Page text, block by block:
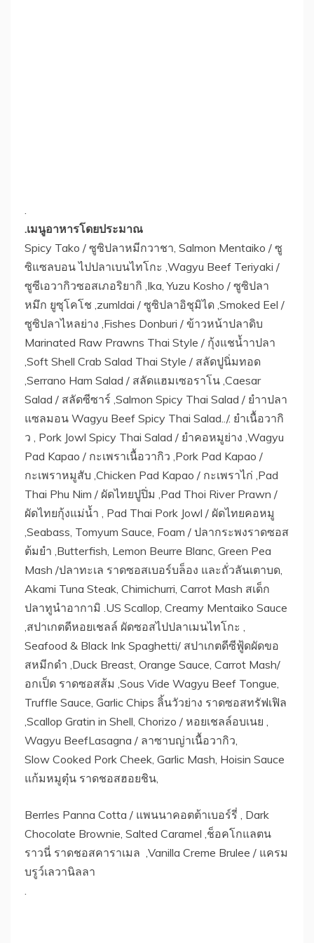
.เมนูอาหารโดยประมาณ
Spicy Tako / ซูซิปลาหมีกวาชา, Salmon Mentaiko / ซู
ซิแซลบอน ไปปลาเบนไทโกะ ,Wagyu Beef Teriyaki /
ซูซีเอวากิวซอสเภอริยากิ ,Ika, Yuzu Kosho / ซูซิปลา
หมึก ยูซุโคโช ,zumldai / ซูซิปลาอิชุมิได ,Smoked Eel /
ซูซิปลาไหลย่าง ,Fishes Donburi / ข้าวหน้าปลาดิบ
Marinated Raw Prawns Thai Style / กุ้งแชน้ำาปลา
,Soft Shell Crab Salad Thai Style / สลัดปูนิ่มทอด
,Serrano Ham Salad / สลัดแฮมเซอราโน ,Caesar
Salad / สลัดซีซาร์ ,Salmon Spicy Thai Salad / ยำาปลา
แซลมอน Wagyu Beef Spicy Thai Salad../. ยำเนื้อวากิ
ว , Pork Jowl Spicy Thai Salad / ยำคอหมูย่าง ,Wagyu
Pad Kapao / กะเพราเนื้อวากิว ,Pork Pad Kapao /
กะเพราหมูสับ ,Chicken Pad Kapao / กะเพราไก่ ,Pad
Thai Phu Nim / ผัดไทยปูปิ่ม ,Pad Thoi River Prawn /
ผัดไทยกุ้งแม่น้ำ , Pad Thai Pork Jowl / ผัดไทยคอหมู
,Seabass, Tomyum Sauce, Foam / ปลากระพงราดซอส
ต้มยำ ,Butterfish, Lemon Beurre Blanc, Green Pea
Mash /ปลาทะเล ราดซอสเบอร์บล็อง และถั่วลันเตาบด,
Akami Tuna Steak, Chimichurri, Carrot Mash สเด็ก
ปลาทูนำอากามิ .US Scallop, Creamy Mentaiko Sauce
,สปาเกตดีหอยเชลล์ ผัดซอสไปปลาเมนไทโกะ ,
Seafood & Black Ink Spaghetti/ สปาเกตดีซีฟู้ดผัดขอ
สหมีกดำ ,Duck Breast, Orange Sauce, Carrot Mash/
อกเป็ด ราดซอสส้ม ,Sous Vide Wagyu Beef Tongue,
Truffle Sauce, Garlic Chips ลิ้นวัวย่าง ราดซอสทรัฟเฟิล
,Scallop Gratin in Shell, Chorizo / หอยเชลล์อบเนย ,
Wagyu BeefLasagna / ลาซาบญ่าเนื้อวากิว,
Slow Cooked Pork Cheek, Garlic Mash, Hoisin Sauce
แก้มหมูตุ๋น ราดชอสฮอยชิน,
Berrles Panna Cotta / แพนนาคอตต้าเบอร์รี่ , Dark
Chocolate Brownie, Salted Caramel ,ช็อคโกแลตน
ราวนี่ ราดชอสคาราเมล ,Vanilla Creme Brulee / แครม
บรูว์เลวานิลลา